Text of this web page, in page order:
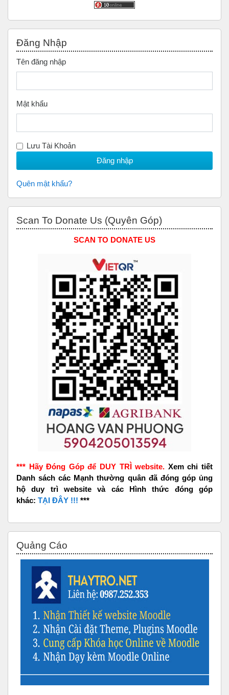
Đăng Nhập
Tên đăng nhập
Mật khẩu
Lưu Tài Khoản
Quên mật khẩu?
Scan To Donate Us (Quyên Góp)
SCAN TO DONATE US
*** Hãy Đóng Góp để DUY TRÌ website. Xem chi tiết
Danh sách các Mạnh thường quân đã đóng góp ủng
hộ duy trì website và các Hình thức đóng góp
khác: TẠI ĐÂY !!! ***
Quảng Cáo